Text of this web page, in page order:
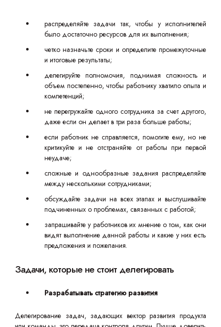
распределяйте задачи так, чтобы у исполнителей
было достаточно ресурсов для их выполнения;
четко назначьте сроки и определите промежуточные
и итоговые результаты;
делегируйте полномочия, поднимая сложность и
объем постепенно, чтобы работнику хватило опыта и
компетенций;
не перегружайте одного сотрудника за счет другого,
даже если он делает в три раза больше работы;
если работник не справляется, помогите ему, но не
критикуйте и не отстраняйте от работы при первой
неудаче;
сложные и однообразные задания распределяйте
между несколькими сотрудниками;
обсуждайте задачи на всех этапах и выслушивайте
подчиненных о проблемах, связанных с работой;
запрашивайте у работников их мнение о том, как они
видят выполнение данной работы и какие у них есть
предложения и пожелания.
Задачи, которые не стоит делегировать
Разрабатывать стратегию развития
Делегирование задач, задающих вектор развития продукта